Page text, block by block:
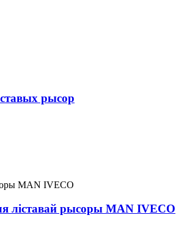
рысор
ліставай рысоры MAN IVECO